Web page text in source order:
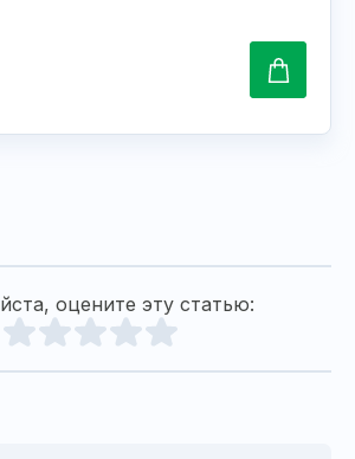
оцените эту статью: